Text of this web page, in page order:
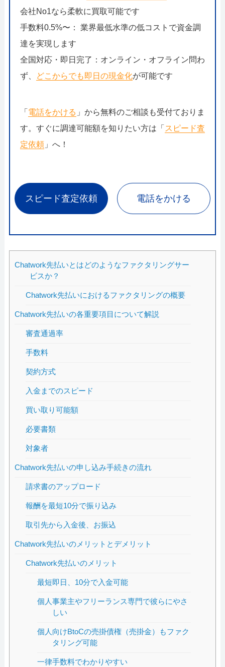
会社No1なら柔軟に買取可能です
手数料0.5%〜： 業界最低水準の低コストで資金調
達を実現します
全国対応・即日完了：オンライン・オフライン問わ
ず、
どこからでも即日の現金化が可能です
「 電話をかける 」から無料のご相談も受付ておりま
す。すぐに調達可能額を知りたい方は「 スピード査
定依頼」へ！
スピード査定依頼 電話をかける
Chatwork先払いとはどのようなファクタリングサー
ビスか？
Chatwork先払いにおけるファクタリングの概要
Chatwork先払いの各重要項目について解説
審査通過率
手数料
契約方式
入金までのスピード
買い取り可能額
必要書類
対象者
Chatwork先払いの申し込み手続きの流れ
請求書のアップロード
報酬を最短10分で振り込み
取引先から入金後、お振込
Chatwork先払いのメリットとデメリット
Chatwork先払いのメリット
最短即日、10分で入金可能
個人事業主やフリーランス専門で彼らにやさ
しい
個人向けBtoCの売掛債権（売掛金）もファク
タリング可能
一律手数料でわかりやすい